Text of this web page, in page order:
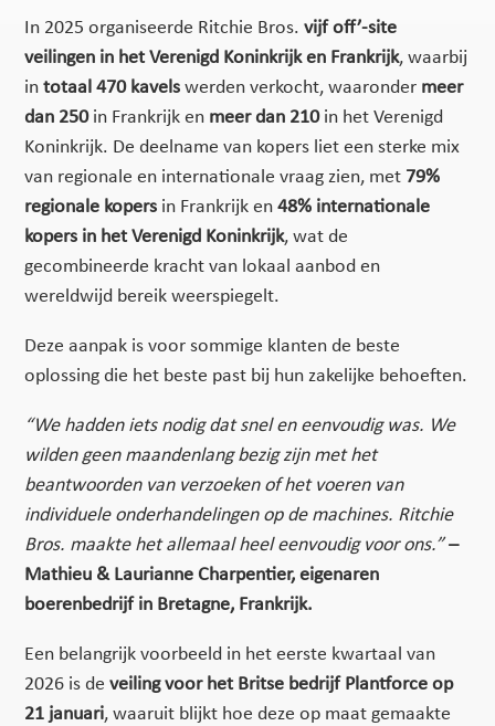
In 2025 organiseerde Ritchie Bros.vijf off’-site
veilingen in het Verenigd Koninkrijk en Frankrijk, waarbij
in totaal 470 kavels werden verkocht, waaronder meer
dan 250in Frankrijk en meer dan 210in het Verenigd
Koninkrijk. De deelname van kopers liet een sterke mix
van regionale en internationale vraag zien, met 79%
regionale kopers in Frankrijk en48% internationale
kopers in het Verenigd Koninkrijk, wat de
gecombineerde kracht van lokaal aanbod en
wereldwijd bereik weerspiegelt.
Deze aanpak is voor sommige klanten de beste
oplossing die het beste past bij hun zakelijke behoeften.
“We hadden iets nodig dat snel en eenvoudig was. We
wilden geen maandenlang bezig zijn met het
beantwoorden van verzoeken of het voeren van
individuele onderhandelingen op de machines. Ritchie
Bros. maakte het allemaal heel eenvoudig voor ons.” –
Mathieu & Laurianne Charpentier, eigenaren
boerenbedrijf in Bretagne, Frankrijk.
Een belangrijk voorbeeld in het eerste kwartaal van
2026 is deveiling voor het Britse bedrijf Plantforce op
21 januari, waaruit blijkt hoe deze op maat gemaakte